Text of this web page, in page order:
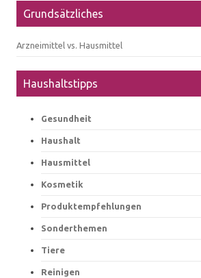
Grundsätzliches
Arzneimittel vs. Hausmittel
Haushaltstipps
Gesundheit
Haushalt
Hausmittel
Kosmetik
Produktempfehlungen
Sonderthemen
Tiere
Reinigen